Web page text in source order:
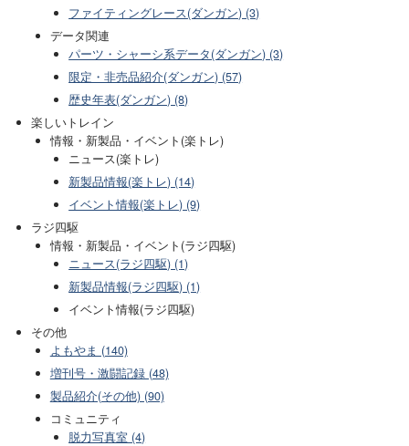
ファイティングレース(ダンガン) (3)
データ関連
パーツ・シャーシ系データ(ダンガン) (3)
限定・非売品紹介(ダンガン) (57)
歴史年表(ダンガン) (8)
楽しいトレイン
情報・新製品・イベント(楽トレ)
ニュース(楽トレ)
新製品情報(楽トレ) (14)
イベント情報(楽トレ) (9)
ラジ四駆
情報・新製品・イベント(ラジ四駆)
ニュース(ラジ四駆) (1)
新製品情報(ラジ四駆) (1)
イベント情報(ラジ四駆)
その他
よもやま (140)
増刊号・激闘記録 (48)
製品紹介(その他) (90)
コミュニティ
脱力写真室 (4)